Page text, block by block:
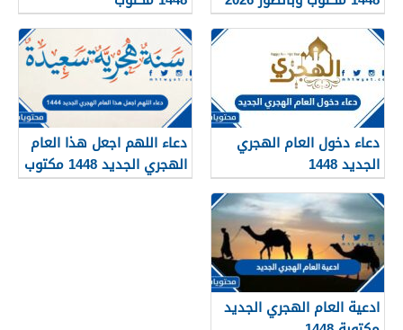
دعاء دخول العام الهجري
الجديد 1448
دعاء اللهم اجعل هذا العام
الهجري الجديد 1448 مكتوب
ادعية العام الهجري الجديد